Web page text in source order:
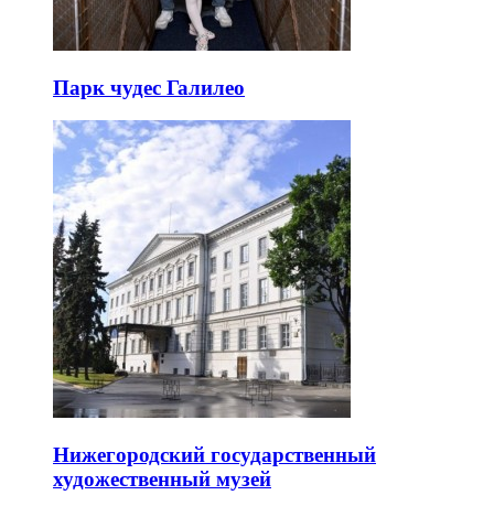
Парк чудес Галилео
Нижегородский государственный
художественный музей